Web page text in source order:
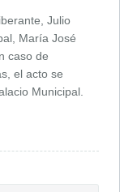
Julio
María José
caso de
el acto se
Municipal.